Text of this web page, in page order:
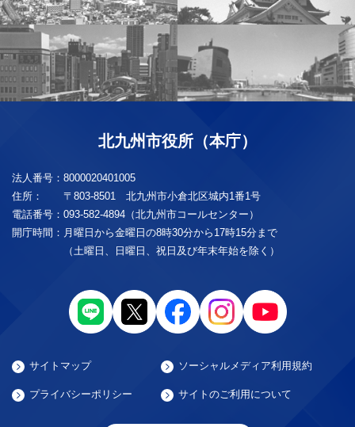
北九州市役所（本庁）
法人番号： 8000020401005
住所：
〒803-8501 北九州市小倉北区城内1番1号
電話番号： 093-582-4894（北九州市コールセンター）
開庁時間： 月曜日から金曜日の8時30分から17時15分まで
（土曜日、日曜日、祝日及び年末年始を除く）
サイトマップ ソーシャルメディア利用規約
プライバシーポリシー サイトのご利用について